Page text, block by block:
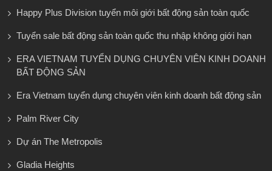
Happy Plus Division tuyển môi giới bất động sản toàn quốc
Tuyển sale bất động sản toàn quốc thu nhập không giới hạn
ERA VIETNAM TUYỂN DỤNG CHUYÊN VIÊN KINH DOANH
BẤT ĐỘNG SẢN
Era Vietnam tuyển dụng chuyên viên kinh doanh bất động sản
Palm River City
Dự án The Metropolis
Gladia Heights